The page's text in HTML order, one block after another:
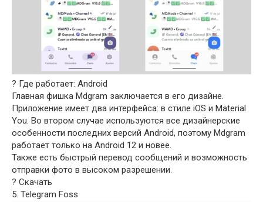
? Где работает: Android
Главная фишка Mdgram заключается в его дизайне.
Приложение имеет два интерфейса: в стиле iOS и Material
You. Во втором случае используются все дизайнерские
особенности последних версий Android, поэтому Mdgram
работает только на Android 12 и новее.
Также есть быстрый перевод сообщений и возможность
отправки фото в высоком разрешении.
? Скачать
5. Telegram Foss